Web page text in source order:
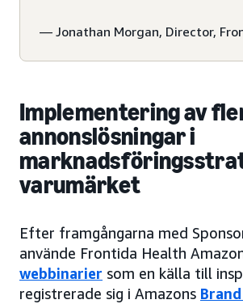
— Jonathan Morgan, Director,
Implementering av
annonslösningar i
varumärket
Efter framgångarna med
använde Frontida Health
webbinarier som en källa till
registrerade sig i Amazons